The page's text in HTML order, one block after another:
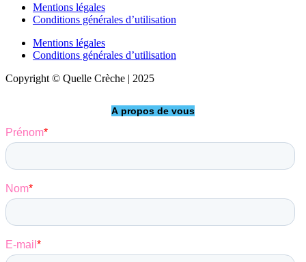
Mentions légales
Conditions générales d’utilisation
Mentions légales
Conditions générales d’utilisation
Copyright © Quelle Crèche | 2025